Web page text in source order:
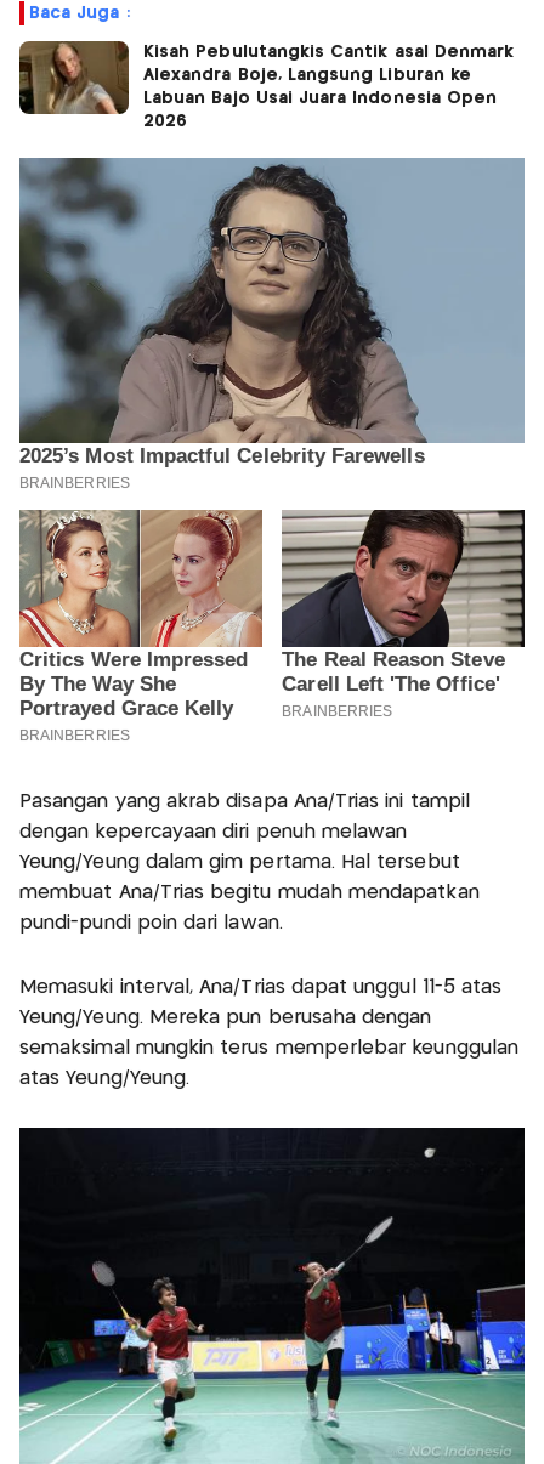
Baca Juga :
Kisah Pebulutangkis Cantik asal Denmark
Alexandra Boje, Langsung Liburan ke
Labuan Bajo Usai Juara Indonesia Open
2026
Pasangan yang akrab disapa Ana/Trias ini tampil
dengan kepercayaan diri penuh melawan
Yeung/Yeung dalam gim pertama. Hal tersebut
membuat Ana/Trias begitu mudah mendapatkan
pundi-pundi poin dari lawan.
Memasuki interval, Ana/Trias dapat unggul 11-5 atas
Yeung/Yeung. Mereka pun berusaha dengan
semaksimal mungkin terus memperlebar keunggulan
atas Yeung/Yeung.